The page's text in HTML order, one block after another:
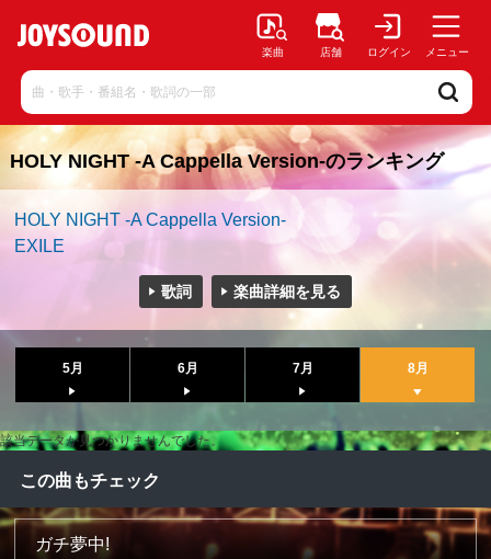
楽曲 店舗 ログイン メニュー
HOLY NIGHT -A Cappella Version-のランキング
HOLY NIGHT -A Cappella Version-
EXILE
歌詞 楽曲詳細を見る
5月 6月 7月 8月
該当データが見つかりませんでした。
この曲もチェック
ガチ夢中!